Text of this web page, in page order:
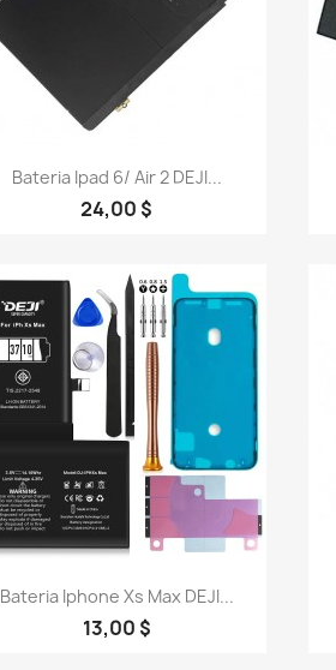
Vista rápida
Bateria Ipad 6/ Air 2 DEJI...
24,00 $
Vista rápida
Bateria Iphone Xs Max DEJI...
13,00 $